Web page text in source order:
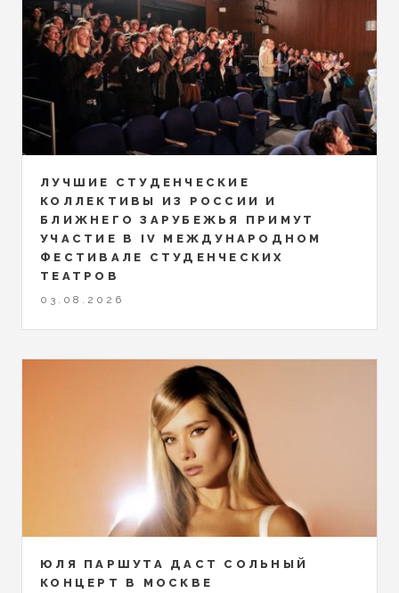
ЛУЧШИЕ СТУДЕНЧЕСКИЕ
КОЛЛЕКТИВЫ ИЗ РОССИИ И
БЛИЖНЕГО ЗАРУБЕЖЬЯ ПРИМУТ
УЧАСТИЕ В IV МЕЖДУНАРОДНОМ
ФЕСТИВАЛЕ СТУДЕНЧЕСКИХ
ТЕАТРОВ
03.08.2026
ЮЛЯ ПАРШУТА ДАСТ СОЛЬНЫЙ
КОНЦЕРТ В МОСКВЕ